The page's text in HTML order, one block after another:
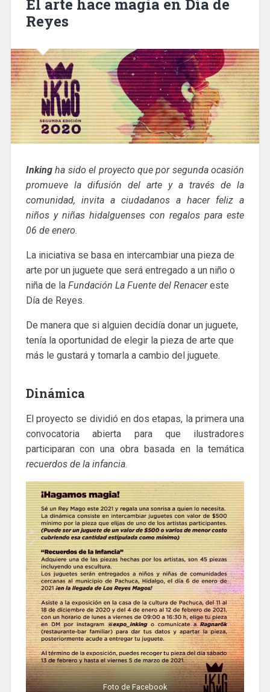
El arte hace magia en Día de
Reyes
Inkingha sido el proyecto que por segunda ocasión
promueve la difusión del arte y a través de la
comunidad, invita a ciudadanos a hacer feliz a
niños y niñas hidalguenses con regalos para este
06 de enero.
La iniciativa se basa en intercambiar una pieza de
arte por un juguete que será entregado a un niño o
niña de la Fundación La Fuente del Renacereste
Día de Reyes.
De manera que si alguien decidía donar un juguete,
tenía la oportunidad de elegir la pieza de arte que
más le gustará y tomarla a cambio del juguete.
Dinámica
El proyecto se dividió en dos etapas, la primera una
convocatoria abierta para que ilustradores
participaran con una obra basada en la temática
recuerdos de la infancia.
Foto de Facebook